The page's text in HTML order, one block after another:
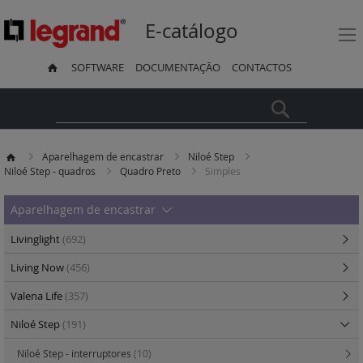
E-catálogo
SOFTWARE DOCUMENTAÇÃO CONTACTOS
Aparelhagem de encastrar
Niloé Step
Niloé Step - quadros
Quadro Preto Simples
Aparelhagem de encastrar
Livinglight(692)
Living Now(456)
Valena Life(357)
Niloé Step(191)
Niloé Step - interruptores (10)